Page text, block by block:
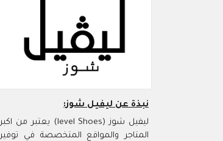
نبذة عن ليفيل شوز:
ليفيل شوز (level Shoes) يعتبر من اكبر
المتاجر والمواقع المتخصصة في توفير